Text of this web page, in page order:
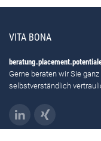
VITA BONA
Gerne beraten wir Sie
selbstverständlich